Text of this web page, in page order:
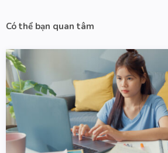
Có thể bạn quan tâm